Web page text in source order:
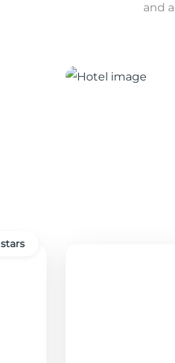
and
stars